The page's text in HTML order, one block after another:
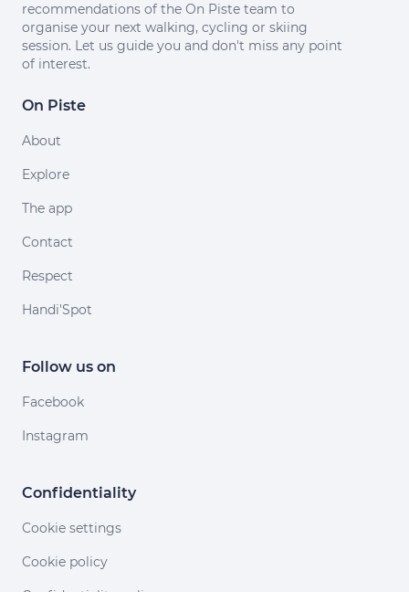
recommendations of the On Piste team to
organise your next walking, cycling or skiing
session. Let us guide you and don't miss any point
of interest.
On Piste
About
Explore
The app
Contact
Respect
Handi'Spot
Follow us on
Facebook
Instagram
Confidentiality
Cookie settings
Cookie policy